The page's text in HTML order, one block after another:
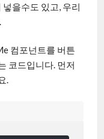
을수도 있고, 우리
컴포넌트를 버튼
코드입니다. 먼저
.